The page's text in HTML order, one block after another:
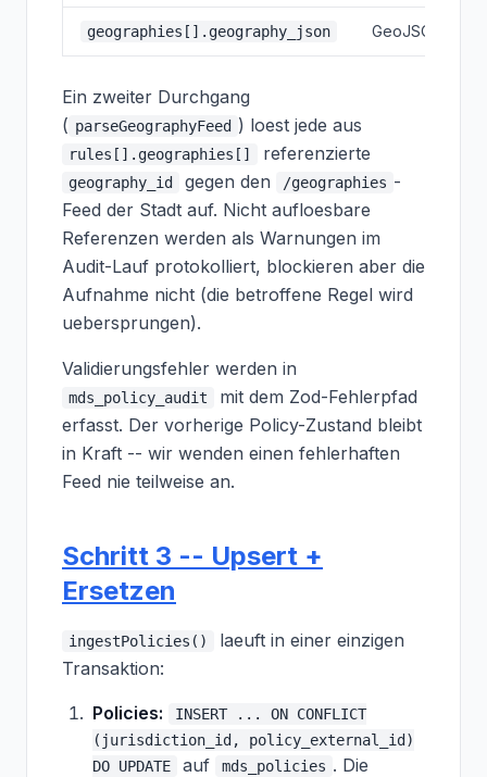
geographies[].geography_json GeoJSON-
Ein zweiter Durchgang
( parseGeographyFeed ) loest jede aus
rules[].geographies[] referenzierte
geography_id gegen den /geographies -
Feed der Stadt auf. Nicht aufloesbare
Referenzen werden als Warnungen im
Audit-Lauf protokolliert, blockieren aber die
Aufnahme nicht (die betroffene Regel wird
uebersprungen).
Validierungsfehler werden in
mds_policy_audit
mit dem Zod-Fehlerpfad
erfasst. Der vorherige Policy-Zustand bleibt
in Kraft -- wir wenden einen fehlerhaften
Feed nie teilweise an.
Schritt 3 -- Upsert +
Ersetzen
ingestPolicies()
laeuft in einer einzigen
Transaktion:
Policies:
INSERT ... ON CONFLICT
(jurisdiction_id, policy_external_id)
DO UPDATE
auf mds_policies . Die